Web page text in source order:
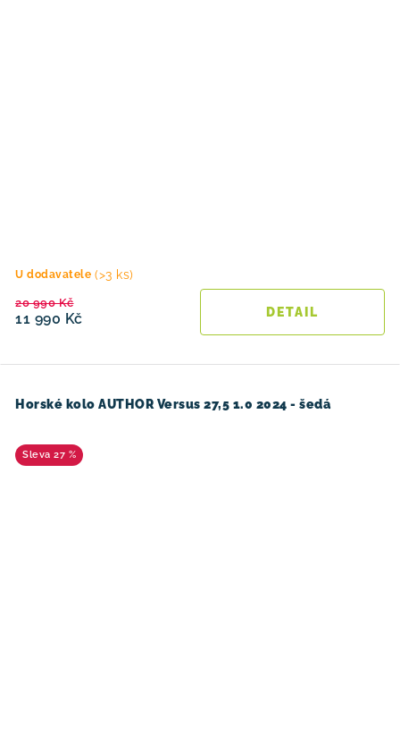
U dodavatele (>3 ks)
11 990 Kč
20 990 Kč
Horské kolo AUTHOR Versus 27,5 1.0 2024 - šedá
27 %